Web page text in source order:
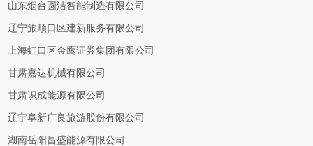
山东烟台圆洁智能制造有限公司
辽宁旅顺口区建新服务有限公司
上海虹口区金鹰证券集团有限公司
甘肃嘉达机械有限公司
甘肃识成能源有限公司
辽宁阜新广良旅游股份有限公司
湖南岳阳昌盛能源有限公司